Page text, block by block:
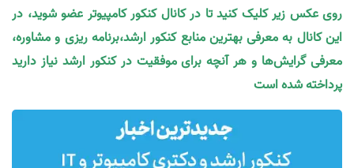
روی عکس زیر کلیک کنید تا در کانال کنکور کامپیوتر عضو شوید، در
این کانال به معرفی بهترین منابع کنکور ارشد،برنامه ریزی و مشاوره،
معرفی گرایش‌ها و هر آنچه برای موفقیت در کنکور ارشد نیاز دارید
پرداخته شده است